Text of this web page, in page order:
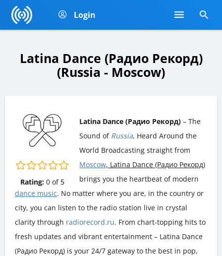
Login
Latina Dance (Радио Рекорд)
(Russia - Moscow)
Rating: 0of 5
Latina Dance (Радио Рекорд) – The
Sound of Russia, Heard Around the
World Broadcasting straight from
Moscow, Latina Dance (Радио Рекорд)
brings you the heartbeat of modern
dance music. No matter where you are, in the country or
city, you can listen to the radio station live in crystal
clarity through radiorecord.ru. From chart-topping hits to
fresh updates and vibrant entertainment – Latina Dance
(Радио Рекорд) is your 24/7 gateway to the best in pop,